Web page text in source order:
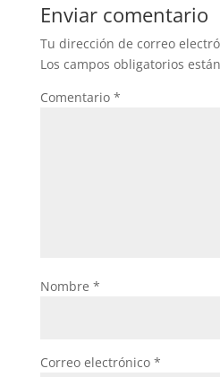
Enviar comentario
Tu dirección de correo
Los campos obligatorios
Comentario *
Nombre *
Correo electrónico *